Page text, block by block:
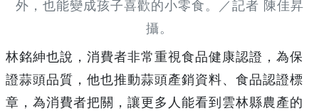
外，也能變成孩子喜歡的小零食。／記者 陳佳昇
攝。
林銘紳也說，消費者非常重視食品健康認證，為保
證蒜頭品質，他也推動蒜頭產銷資料、食品認證標
章，為消費者把關，讓更多人能看到雲林縣農產的